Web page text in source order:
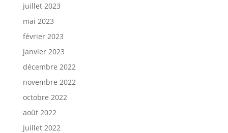
juillet 2023
mai 2023
février 2023
janvier 2023
décembre 2022
novembre 2022
octobre 2022
août 2022
juillet 2022